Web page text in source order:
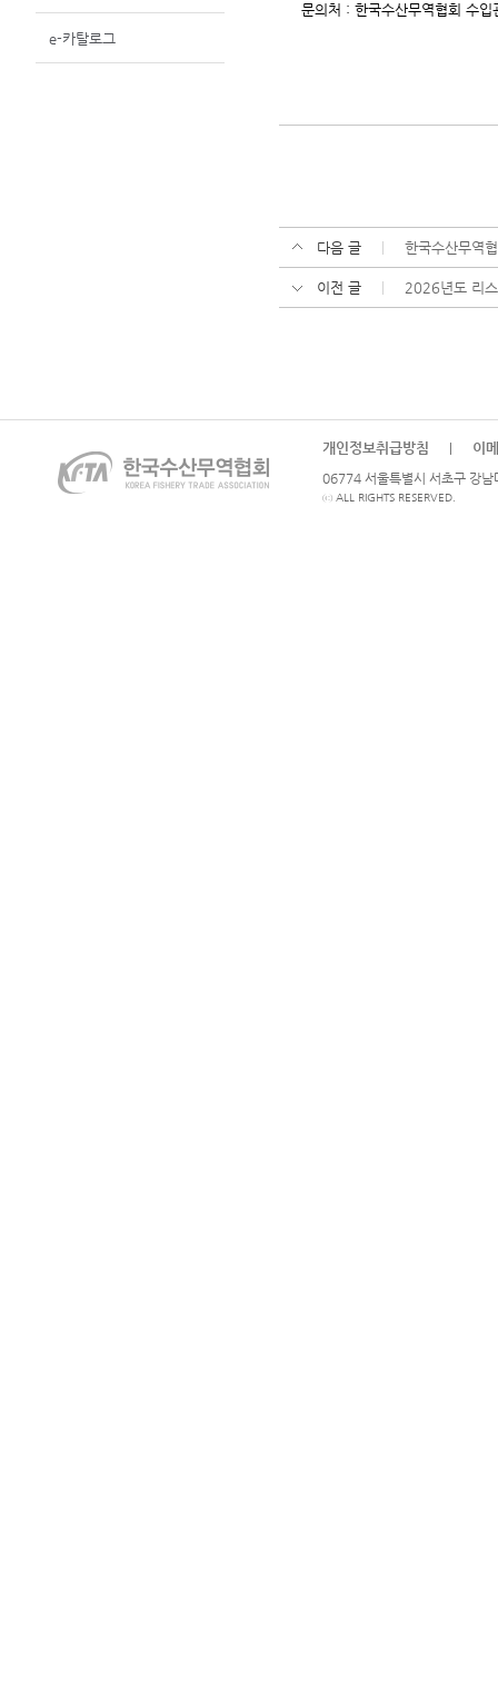
e-카탈로그
문의처 : 한국수산무역협회 수
다음 글 한국수산무역
이전 글 2026년도 리
개인정보취급방침 이
06774 서울특별시 서초구 강
ⓒ ALL RIGHTS RESERVED.